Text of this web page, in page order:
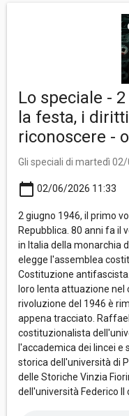
Lo speciale -
la festa, i
riconoscere -
Gli speciali di martedì
calendar_today 02/06/2026 11:33
2 giugno 1946, il primo
Repubblica. 80 anni fa il
in Italia della monarchia
elegge l'assemblea
Costituzione
loro lenta attuazione nel
rivoluzione del 1946 è
appena tracciato.
costituzionalista
l'accademica dei lincei e
storica dell'università di
delle Storiche Vinzia
dell'università Federico II